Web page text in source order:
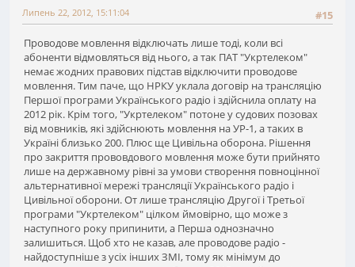
#15
Липень 22, 2012, 15:11:04
Проводове мовлення відключать лише тоді, коли всі
абоненти відмовляться від нього, а так ПАТ "Укртелеком"
немає жодних правових підстав відключити проводове
мовлення. Тим паче, що НРКУ уклала договір на трансляцію
Першої програми Українського радіо і здійснила оплату на
2012 рік. Крім того, "Укртелеком" потоне у судових позовах
від мовників, які здійснюють мовлення на УР-1, а таких в
Україні близько 200. Плюс ще Цивільна оборона. Рішення
про закриття прововдового мовлення може бути прийнято
лише на державному рівні за умови створення повноцінної
альтернативної мережі трансляції Українського радіо і
Цивільної оборони. От лише трансляцію Другої і Третьої
програми "Укртелеком" цілком ймовірно, що може з
наступного року припинити, а Перша однозначно
залишиться. Щоб хто не казав, але проводове радіо -
найдоступніше з усіх інших ЗМІ, тому як мінімум до